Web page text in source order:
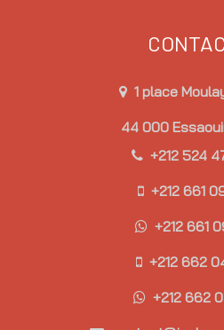
1 place
44 000
+212 524
+212 661
+212 661
+212 662
+212 662